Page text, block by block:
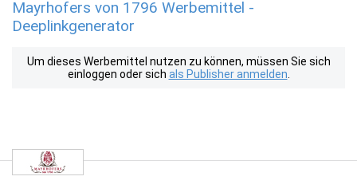
Mayrhofers von 1796 Werbemittel -
Deeplinkgenerator
Um dieses Werbemittel nutzen zu können, müssen Sie sich
einloggen oder sich als Publisher anmelden